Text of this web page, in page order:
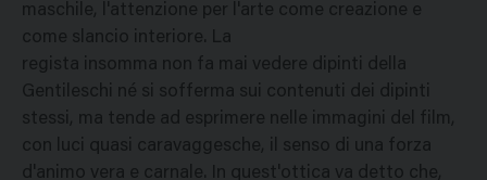
maschile, l'attenzione per l'arte come creazione e
come slancio interiore. La
regista insomma non fa mai vedere dipinti della
Gentileschi né si sofferma sui contenuti dei dipinti
stessi, ma tende ad esprimere nelle immagini del film,
con luci quasi caravaggesche, il senso di una forza
d'animo vera e carnale. In quest'ottica va detto che,